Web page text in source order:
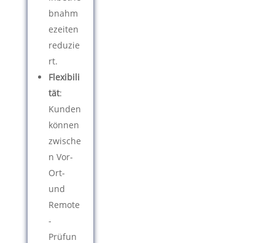
bnahm
ezeiten
reduzie
rt.
Flexibili
tät:
Kunden
können
zwische
n Vor-
Ort-
und
Remote
-
Prüfun